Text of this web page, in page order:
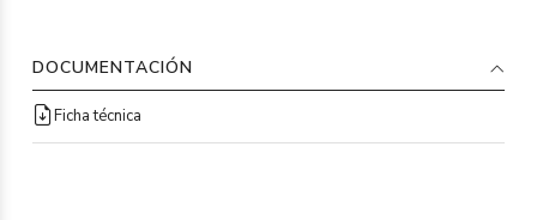
DOCUMENTACIÓN
Ficha técnica